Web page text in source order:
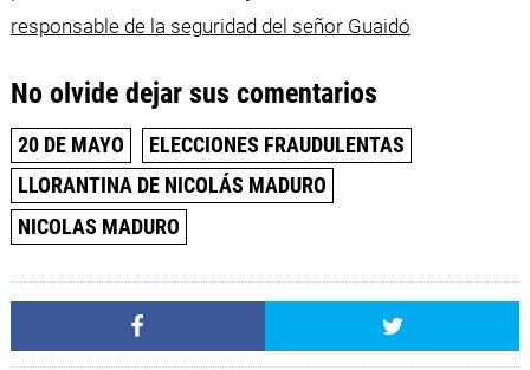
responsable de la seguridad del señor Guaidó
No olvide dejar sus comentarios
20 DE MAYO
ELECCIONES FRAUDULENTAS
LLORANTINA DE NICOLÁS MADURO
NICOLAS MADURO